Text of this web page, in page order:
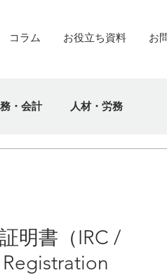
コラム お役立ち資料 お
・会計 人材・労務
明書（IRC /